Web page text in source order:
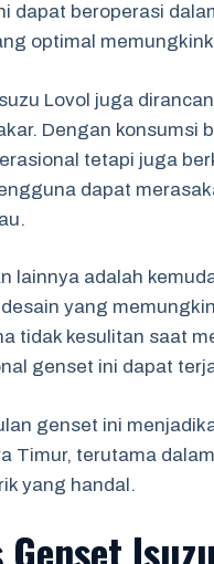
dapat beroperasi
optimal
Lovol juga
Dengan konsumsi
tetapi juga
dapat
lainnya adalah
yang
tidak kesulitan saat
genset ini dapat
genset ini
Timur, terutama
yang handal.
Genset